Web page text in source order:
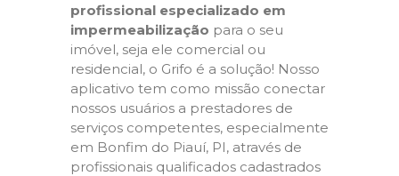
profissional especializado em
impermeabilização para o seu
imóvel, seja ele comercial ou
residencial, o Grifo é a solução! Nosso
aplicativo tem como missão conectar
nossos usuários a prestadores de
serviços competentes, especialmente
em Bonfim do Piauí, PI, através de
profissionais qualificados cadastrados